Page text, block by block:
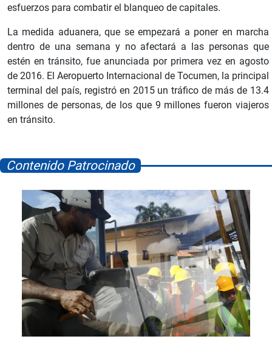
esfuerzos para combatir el blanqueo de capitales.
La medida aduanera, que se empezará a poner en marcha
dentro de una semana y no afectará a las personas que
estén en tránsito, fue anunciada por primera vez en agosto
de 2016. El Aeropuerto Internacional de Tocumen, la principal
terminal del país, registró en 2015 un tráfico de más de 13.4
millones de personas, de los que 9 millones fueron viajeros
en tránsito.
Contenido Patrocinado